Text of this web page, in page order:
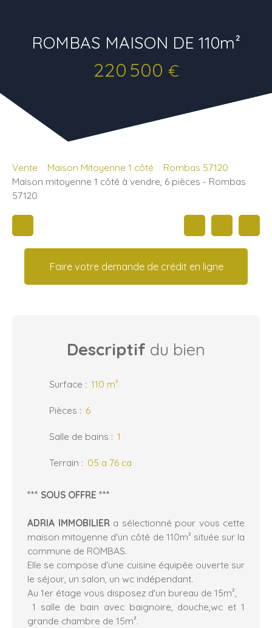
ROMBAS MAISON DE 110m²
220 500 €
Vente Maison Mitoyenne 1 côté
Rombas 57120
Maison mitoyenne 1 côté à vendre, 6 pièces - Rombas
57120
Faire votre demande de crédit en ligne
Descriptif du bien
Surface : 110 m²
Pièces : 6
Salle de bains : 1
Terrain : 05 a 76 ca
*** SOUS OFFRE ***
ADRIA IMMOBILIER a sélectionné pour vous cette
maison mitoyenne d'un côté de 110m² située sur la
commune de ROMBAS.
Elle se compose d'une cuisine équipée ouverte sur
le séjour, un salon, un wc indépendant.
Au 1er étage vous disposez d'un bureau de 15m²,
1 salle de bain avec baignoire, douche,wc et 1
grande chambre de 15m².